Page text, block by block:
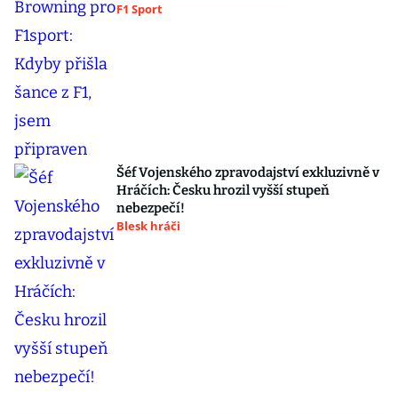
F1 Sport
Šéf Vojenského zpravodajství exkluzivně v
Hráčích: Česku hrozil vyšší stupeň
nebezpečí!
Blesk hráči